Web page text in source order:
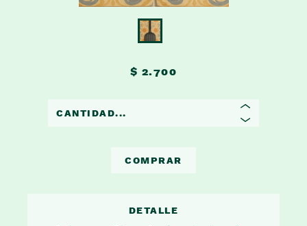
$ 2.700
COMPRAR
DETALLE